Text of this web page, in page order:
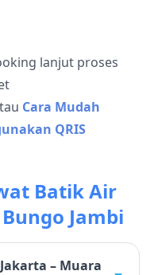
lanjut proses
Cara Mudah
QRIS
Batik Air
Jambi
– Muara